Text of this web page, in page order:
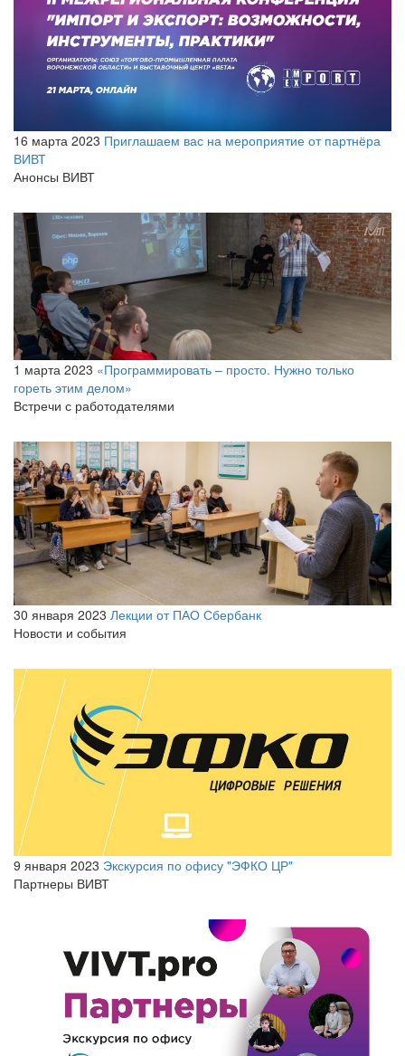
16 марта 2023 Приглашаем вас на мероприятие от партнёра
ВИВТ
Анонсы ВИВТ
1 марта 2023 «Программировать – просто. Нужно только
гореть этим делом»
Встречи с работодателями
30 января 2023 Лекции от ПАО Сбербанк
Новости и события
9 января 2023 Экскурсия по офису "ЭФКО ЦР"
Партнеры ВИВТ